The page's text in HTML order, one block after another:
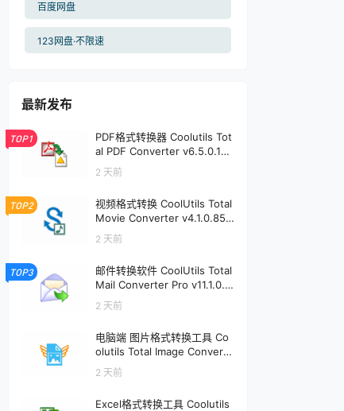
百度网盘
123网盘·不限速
最新发布
TOP1
PDF格式转换器 Coolutils Tot
al PDF Converter v6.5.0.191
| 软件个锤子 | R1912
2 天前
TOP2
视频格式转换 CoolUtils Total
Movie Converter v4.1.0.85 |
软件个锤子 | R1896
2 天前
TOP3
邮件转换软件 CoolUtils Total
Mail Converter Pro v11.1.0.7
97 | 软件个锤子 | R4232
2 天前
电脑端 图片格式转换工具 Co
olutils Total Image Converte
r v8.5.0.333 | 软件个锤子 | R
2496
2 天前
Excel格式转换工具 Coolutils